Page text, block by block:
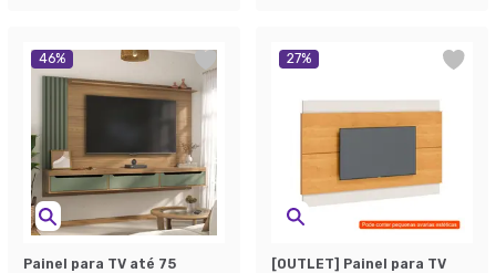
46%
Painel para TV até 75
27%
[OUTLET] Painel para TV